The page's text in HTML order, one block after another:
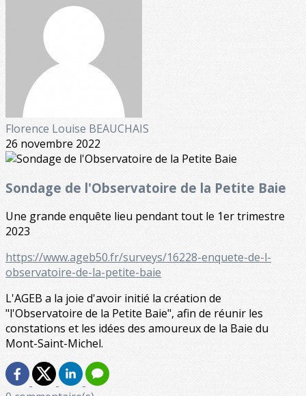
Florence Louise BEAUCHAIS
26 novembre 2022
Sondage de l'Observatoire de la Petite Baie
Une grande enquête lieu pendant tout le 1er trimestre
2023
https://www.ageb50.fr/surveys/16228-enquete-de-l-
observatoire-de-la-petite-baie
L'AGEB a la joie d'avoir initié la création de
"l'Observatoire de la Petite Baie", afin de réunir les
constations et les idées des amoureux de la Baie du
Mont-Saint-Michel.